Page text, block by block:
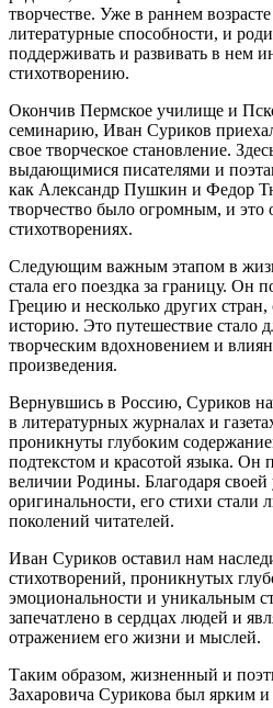
творчестве. Уже в раннем
литературные способности, и
поддерживать и развивать в нем
стихотворению.
Окончив Пермское училище и
семинарию, Иван Суриков
свое творческое становление.
выдающимися писателями и
как Александр Пушкин и Федор
творчество было огромным, и это
стихотворениях.
Следующим важным этапом в
стала его поездка за границу.
Грецию и несколько других стран,
историю. Это путешествие стало
творческим вдохновением и
произведения.
Вернувшись в Россию, Суриков
в литературных журналах и
проникнуты глубоким
подтекстом и красотой языка. Он
величии Родины. Благодаря
оригинальности, его стихи
поколений читателей.
Иван Суриков оставил нам
стихотворений, проникнутых
эмоциональности и уникальным
запечатлено в сердцах людей и
отражением его жизни и мыслей.
Таким образом, жизненный и
Захаровича Сурикова был ярким